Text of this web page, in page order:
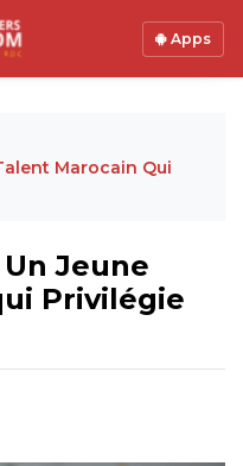
Apps
Marocain Qui
Un Jeune
Privilégie